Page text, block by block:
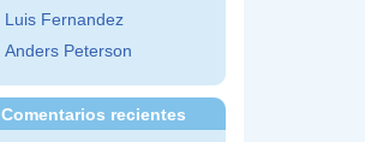
Luis Fernandez
Anders Peterson
Comentarios recientes